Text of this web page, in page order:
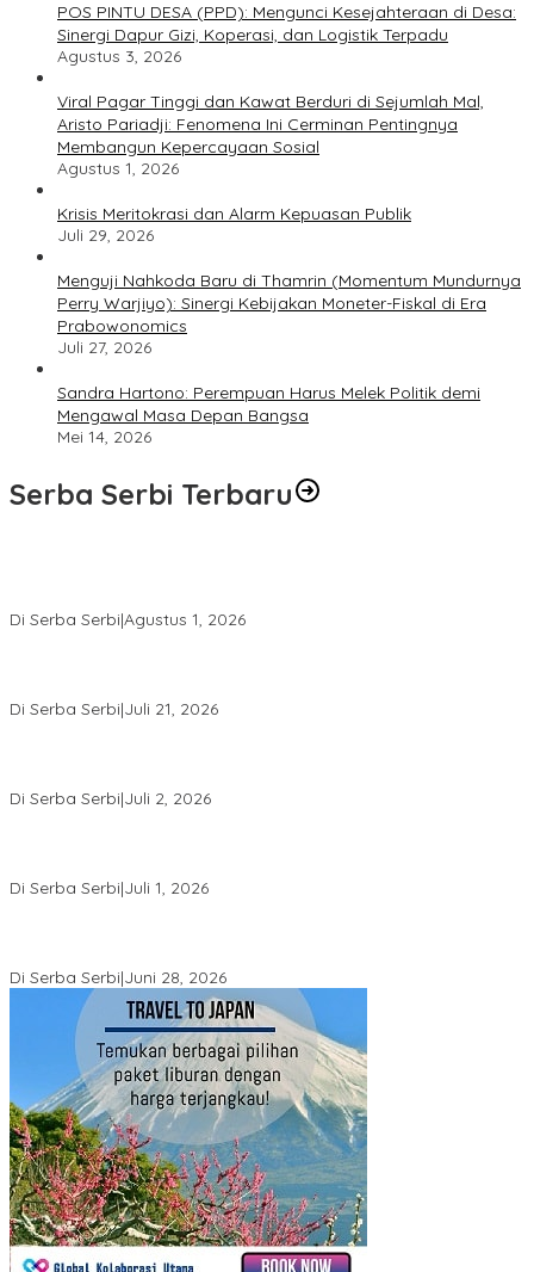
POS PINTU DESA (PPD): Mengunci Kesejahteraan di Desa:
Sinergi Dapur Gizi, Koperasi, dan Logistik Terpadu
Agustus 3, 2026
Viral Pagar Tinggi dan Kawat Berduri di Sejumlah Mal,
Aristo Pariadji: Fenomena Ini Cerminan Pentingnya
Membangun Kepercayaan Sosial
Agustus 1, 2026
​Krisis Meritokrasi dan Alarm Kepuasan Publik
Juli 29, 2026
​Menguji Nahkoda Baru di Thamrin (Momentum Mundurnya
Perry Warjiyo): Sinergi Kebijakan Moneter-Fiskal di Era
Prabowonomics
Juli 27, 2026
Sandra Hartono: Perempuan Harus Melek Politik demi
Mengawal Masa Depan Bangsa
Mei 14, 2026
Serba Serbi Terbaru
Di Serba Serbi|Agustus 1, 2026
Di Serba Serbi|Juli 21, 2026
Di Serba Serbi|Juli 2, 2026
Di Serba Serbi|Juli 1, 2026
Di Serba Serbi|Juni 28, 2026